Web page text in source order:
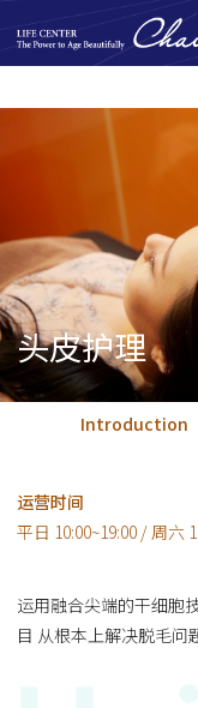
头皮护理
Introduction
运营时间
平日 10:00~19:00 / 周六
运用融合尖端的干细胞
目 从根本上解决脱毛问